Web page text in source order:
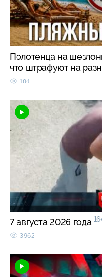
Полотенца на
что штрафуют на
184
7 августа 2026 года 16+
3962